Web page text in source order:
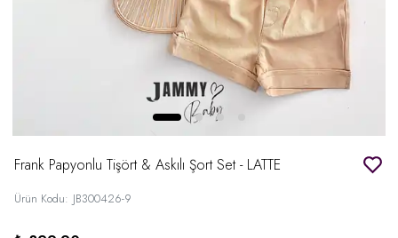
Frank Papyonlu Tişört & Askılı Şort Set - LATTE
Ürün Kodu: JB300426-9